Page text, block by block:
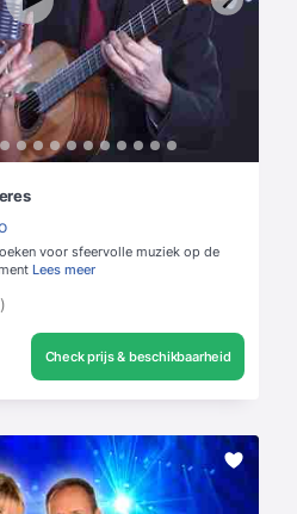
voor sfeervolle muziek op de
Lees meer
Check prijs & beschikbaarheid